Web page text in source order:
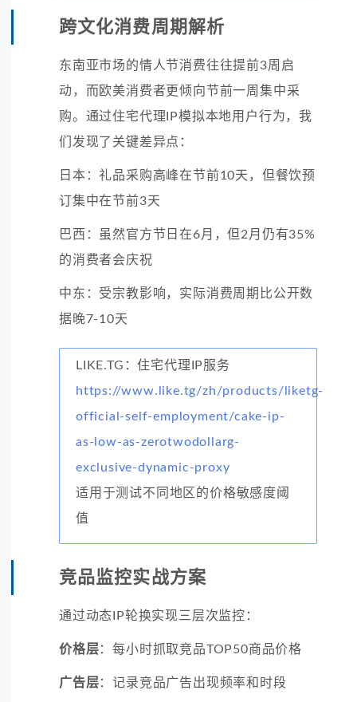
跨文化消费周期解析
东南亚市场的情人节消费往往提前3周启
动，而欧美消费者更倾向节前一周集中采
购。通过住宅代理IP模拟本地用户行为，我
们发现了关键差异点：
日本：礼品采购高峰在节前10天，但餐饮预
订集中在节前3天
巴西：虽然官方节日在6月，但2月仍有35%
的消费者会庆祝
中东：受宗教影响，实际消费周期比公开数
据晚7-10天
LIKE.TG：住宅代理IP服务
https://www.like.tg/zh/products/liketg-
official-self-employment/cake-ip-
as-low-as-zerotwodollarg-
exclusive-dynamic-proxy
适用于测试不同地区的价格敏感度阈
值
竞品监控实战方案
通过动态IP轮换实现三层次监控：
价格层：每小时抓取竞品TOP50商品价格
广告层：记录竞品广告出现频率和时段